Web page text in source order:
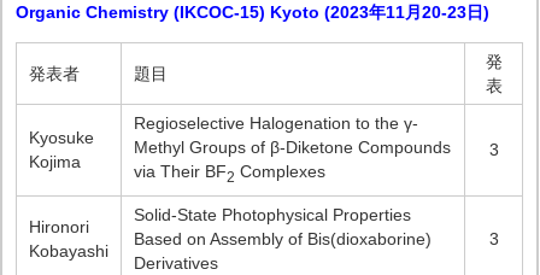
Organic Chemistry (IKCOC-15) Kyoto (2023年11月20-23日)
発表者 題目
発
表
Kyosuke
Kojima
Regioselective Halogenation to the γ-
Methyl Groups of β-Diketone Compounds
via Their BF2 Complexes
3
Hironori
Kobayashi
Solid-State Photophysical Properties
Based on Assembly of Bis(dioxaborine)
Derivatives
3